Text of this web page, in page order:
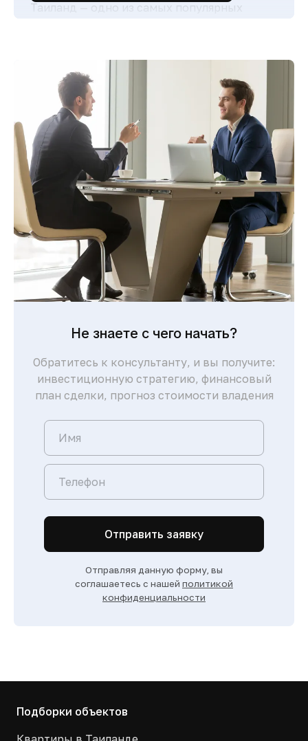
Таиланд — одно из самых популярных
высокий спрос на аренду недвижимости.
Простая и прозрачная
покупка
Понятная процедура покупки для
иностранцев и сопровождение юристов
делают сделки быстрыми и безопасными.
Комфортная жизнь и
развитая
инфраструктура
Современные больницы, международные
школы, торговые центры и высокий
уровень сервиса обеспечивают комфорт
для жизни и отдыха.
Не знаете с чего начать?
Обратитесь к консультанту, и вы получите:
инвестиционную стратегию, финансовый
план сделки, прогноз стоимости владения
Отправить заявку
Отправляя данную форму, вы
соглашаетесь с нашей политикой
конфиденциальности
Подборки объектов